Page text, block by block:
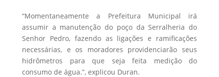
“Momentaneamente a Prefeitura Municipal irá
assumir a manutenção do poço da Serralheria do
Senhor Pedro, fazendo as ligações e ramificações
necessárias, e os moradores providenciarão seus
hidrômetros para que seja feita medição do
consumo de água.”, explicou Duran.